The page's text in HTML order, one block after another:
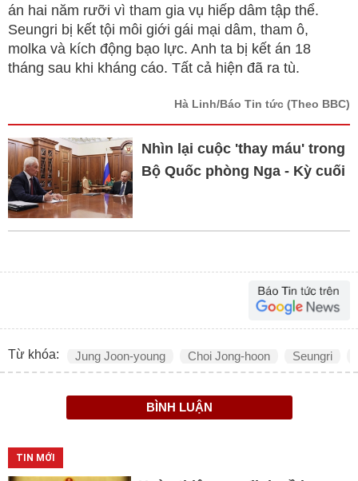
án hai năm rưỡi vì tham gia vụ hiếp dâm tập thể.
Seungri bị kết tội môi giới gái mại dâm, tham ô,
molka và kích động bạo lực. Anh ta bị kết án 18
tháng sau khi kháng cáo. Tất cả hiện đã ra tù.
Hà Linh/Báo Tin tức (Theo BBC)
Nhìn lại cuộc 'thay máu' trong
Bộ Quốc phòng Nga - Kỳ cuối
Từ khóa: Jung Joon-young Choi Jong-hoon Seungri
BÌNH LUẬN
TIN MỚI